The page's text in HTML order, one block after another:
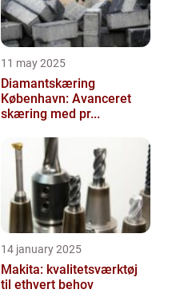
11 may 2025
Diamantskæring
København: Avanceret
skæring med pr...
14 january 2025
Makita: kvalitetsværktøj
til ethvert behov